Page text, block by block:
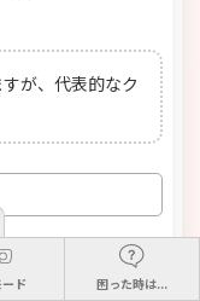
が、代表的なク
ド 困った時は...